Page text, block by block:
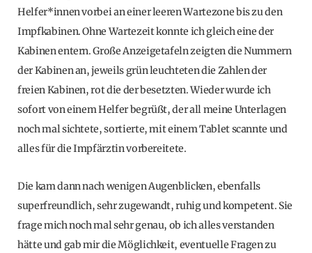
Helfer*innen vorbei an einer leeren Wartezone bis zu den
Impfkabinen. Ohne Wartezeit konnte ich gleich eine der
Kabinen entern. Große Anzeigetafeln zeigten die Nummern
der Kabinen an, jeweils grün leuchteten die Zahlen der
freien Kabinen, rot die der besetzten. Wieder wurde ich
sofort von einem Helfer begrüßt, der all meine Unterlagen
noch mal sichtete, sortierte, mit einem Tablet scannte und
alles für die Impfärztin vorbereitete.
Die kam dann nach wenigen Augenblicken, ebenfalls
superfreundlich, sehr zugewandt, ruhig und kompetent. Sie
frage mich noch mal sehr genau, ob ich alles verstanden
hätte und gab mir die Möglichkeit, eventuelle Fragen zu